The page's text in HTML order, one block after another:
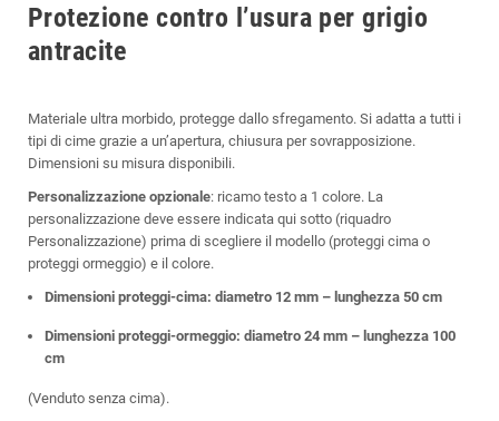
Protezione contro l’usura per grigio
antracite
Materiale ultra morbido, protegge dallo sfregamento. Si adatta a tutti i
tipi di cime grazie a un’apertura, chiusura per sovrapposizione.
Dimensioni su misura disponibili.
Personalizzazione opzionale: ricamo testo a 1 colore. La
personalizzazione deve essere indicata qui sotto (riquadro
Personalizzazione) prima di scegliere il modello (proteggi cima o
proteggi ormeggio) e il colore.
Dimensioni proteggi-cima: diametro 12 mm – lunghezza 50 cm
Dimensioni proteggi-ormeggio: diametro 24 mm – lunghezza 100
cm
(Venduto senza cima).